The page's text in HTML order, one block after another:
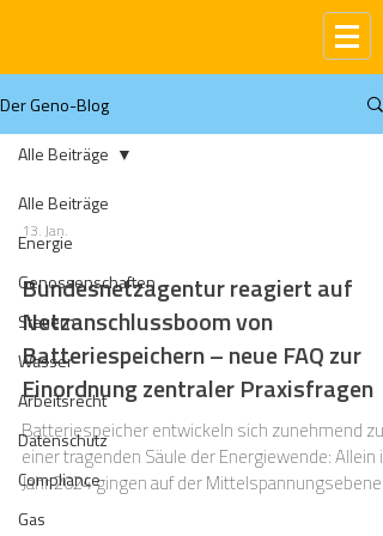
Der Geno-Blog
Alle Beiträge
Energie
Genossenschaften
Steuern
Wasser
Arbeitsrecht
Datenschutz
Compliance
Gas
Alle Beiträge
13. Jan.
Bundesnetzagentur reagiert auf
Netzanschlussboom von
Batteriespeichern – neue FAQ zur
Einordnung zentraler Praxisfragen
Batteriespeicher entwickeln sich zunehmend zu
einer tragenden Säule der Energiewende: Allein
Jahr 2024 gingen auf der Mittelspannungsebene
9.710 Netzanschlussfragen für Batteriespeicher